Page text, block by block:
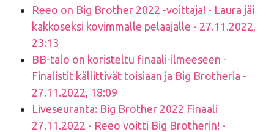
Reeo on Big Brother 2022 -voittaja! - Laura jäi
kakkoseksi kovimmalle pelaajalle - 27.11.2022,
23:13
BB-talo on koristeltu finaali-ilmeeseen -
Finalistit källittivät toisiaan ja Big Brotheria -
27.11.2022, 18:09
Liveseuranta: Big Brother 2022 Finaali
27.11.2022 - Reeo voitti Big Brotherin! -